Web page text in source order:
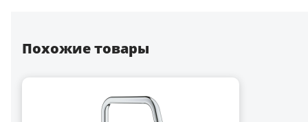
Похожие товары